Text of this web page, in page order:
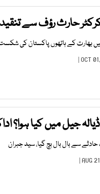
حارث رؤف سے
بھارت کے ہاتھوں پاکستان کی
جیل میں کیا ہوا؟
سے بال بال بچ گیا، سید جبران